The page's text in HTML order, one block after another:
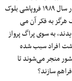
کشور تا چه اندازه در پیوند با یکدیگر قرار دارند؟ اگر در سال ۱۹۸۹ فروپاشی بلوک
هرگز به فکر آن می
به سوی پراگ پرواز
افراد سبب شده
منجر می‌شوند تا
سازند؟